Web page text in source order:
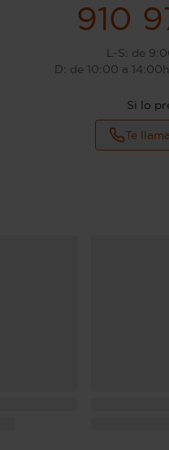
910
L-S: de
D: de 10:00 a
Si lo
Te